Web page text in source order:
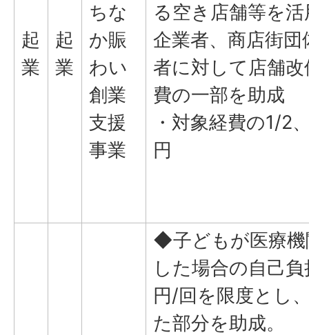
起
業
起
業
ちな
か賑
わい
創業
支援
事業
る空き店舗等を
企業者、商店街団
者に対して店舗
費の一部を助成
・対象経費の1/2
円
◆子どもが医療機
した場合の自己
円/回を限度とし
た部分を助成。